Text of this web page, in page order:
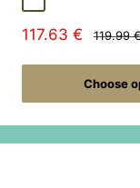
Sale
117.63 €
Regular
119.99
Choose